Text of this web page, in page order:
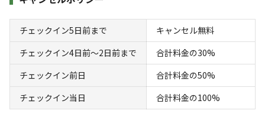
チェックイン5日前まで
キャンセル無料
チェックイン4日前〜2日前まで
合計料金の30%
チェックイン前日
合計料金の50%
チェックイン当日
合計料金の100%
宿泊 区画サイト
【 貸し切りサイト】海まで徒歩3分★1組4名
様～ご利用（定員12名まで）/車1台の駐車料